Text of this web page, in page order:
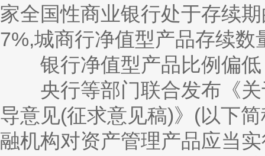
家全国性商业银行处于存续
7%,城商行净值型产品存续
银行净值型产品比例偏低
央行等部门联合发布《关
导意见(征求意见稿)》(以下
融机构对资产管理产品应当